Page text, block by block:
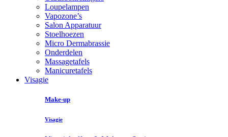
Loupelampen
Vapozone’s
Salon Apparatuur
Stoelhoezen
Micro Dermabrassie
Onderdelen
Massagetafels
Manicuretafels
Visagie
Make-up
Visagie